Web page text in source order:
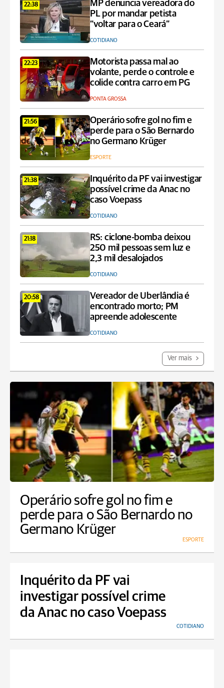
22:38
MP denuncia vereadora do
PL por mandar petista
“voltar para o Ceará”
COTIDIANO
22:23
Motorista passa mal ao
volante, perde o controle e
colide contra carro em PG
PONTA GROSSA
21:56
Operário sofre gol no fim e
perde para o São Bernardo
no Germano Krüger
ESPORTE
21:38
Inquérito da PF vai investigar
possível crime da Anac no
caso Voepass
COTIDIANO
21:18
RS: ciclone-bomba deixou
250 mil pessoas sem luz e
2,3 mil desalojados
COTIDIANO
20:58
Vereador de Uberlândia é
encontrado morto; PM
apreende adolescente
COTIDIANO
Ver mais
Operário sofre gol no fim e
perde para o São Bernardo no
Germano Krüger
ESPORTE
Inquérito da PF vai
investigar possível crime
da Anac no caso Voepass
COTIDIANO